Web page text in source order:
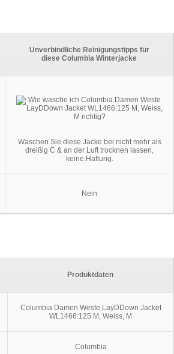
Unverbindliche Reinigungstipps für
diese Columbia Winterjacke
Waschen Sie diese Jacke bei nicht mehr als
dreißig C & an der Luft trocknen lassen,
keine Haftung.
Nein
Produktdaten
Columbia Damen Weste LayDDown Jacket
WL1466:125 M, Weiss, M
Columbia